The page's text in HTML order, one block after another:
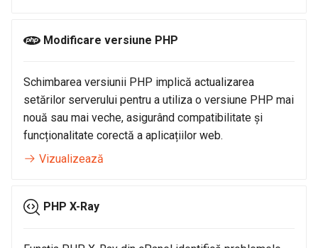
wp-admin
Configurare înregistrare
DMARC
Modificare optiuni PHP
"Leave a copy of messages
on the server™"?
Cum se adaugă în sender
professional spam filter
Eliminare mailuri din carantină
Modificare versiune PHP
Schimbarea versiunii PHP implică actualizarea
setărilor serverului pentru a utiliza o versiune PHP mai
nouă sau mai veche, asigurând compatibilitate și
funcționalitate corectă a aplicațiilor web.
Vizualizează
PHP X-Ray